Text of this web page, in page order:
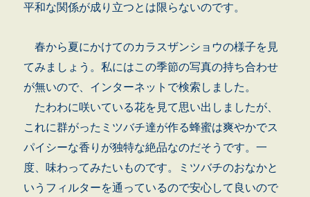
平和な関係が成り立つとは限らないのです。
春から夏にかけてのカラスザンショウの様子を見
てみましょう。私にはこの季節の写真の持ち合わせ
が無いので、インターネットで検索しました。
たわわに咲いている花を見て思い出しましたが、
これに群がったミツバチ達が作る蜂蜜は爽やかでス
パイシーな香りが独特な絶品なのだそうです。一
度、味わってみたいものです。ミツバチのおなかと
いうフィルターを通っているので安心して良いので